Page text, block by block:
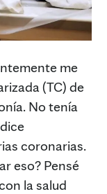
me
(TC) de
No tenía
coronarias.
eso? Pensé
la salud